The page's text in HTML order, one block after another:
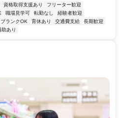
資格取得支援あり
フリーター歓迎
職場見学可 転勤なし
経験者歓迎
ブランクOK 育休あり 交通費支給
長期歓迎
助あり